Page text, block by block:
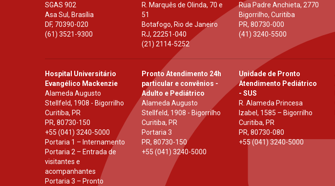
SGAS 902
Asa Sul, Brasília
DF, 70390-020
(61) 3521-9300
R. Marquês de Olinda, 70 e
51
Botafogo, Rio de Janeiro
RJ,22251-040
(21) 2114-5252
Rua Padre Anchieta, 2770
Bigorrilho, Curitiba
PR, 80730-000
(41) 3240-5500
Hospital Universitário
Evangélico Mackenzie
Alameda Augusto
Stellfeld, 1908 - Bigorrilho
Curitiba, PR
PR, 80730-150
+55 (041) 3240-5000
Portaria 1 – Internamento
Portaria 2 – Entrada de
visitantes e
acompanhantes
Portaria 3 – Pronto
Pronto Atendimento 24h
particular e convênios -
Adulto e Pediátrico
Alameda Augusto
Stellfeld, 1908 - Bigorrilho
Curitiba, PR
Portaria 3
PR,80730-150
+55 (041) 3240-5000
Unidade de Pronto
Atendimento Pediátrico
- SUS
R. Alameda Princesa
Izabel, 1585 – Bigorrilho
Curitiba, PR
PR, 80730-080
+55 (041) 3240-5000